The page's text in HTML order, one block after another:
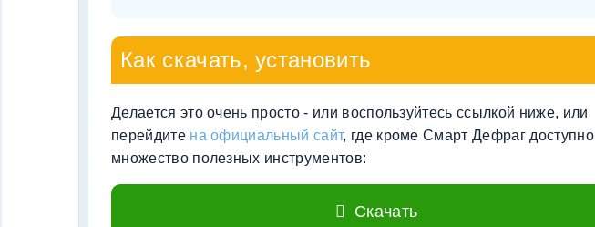
Как скачать, установить
Делается это очень просто - или воспользуйтесь ссылкой ниже, или
перейдите на официальный сайт, где кроме Смарт Дефраг доступно
множество полезных инструментов:
Скачать